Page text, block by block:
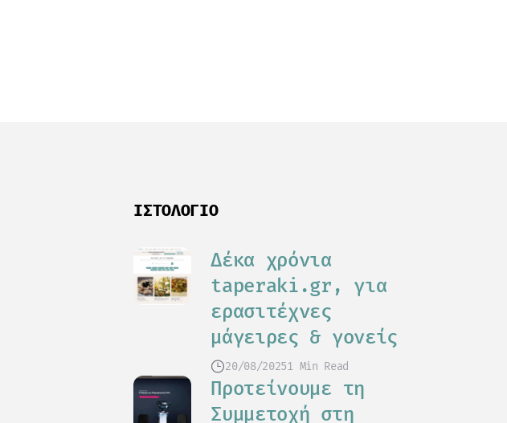
ΙΣΤΟΛΌΓΙΟ
Δέκα χρόνια
taperaki.gr, για
ερασιτέχνες
μάγειρες & γονείς
20/08/20251 Min Read
Προτείνουμε τη
Συμμετοχή στη